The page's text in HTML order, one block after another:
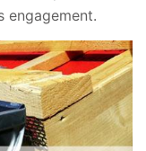
engagement.